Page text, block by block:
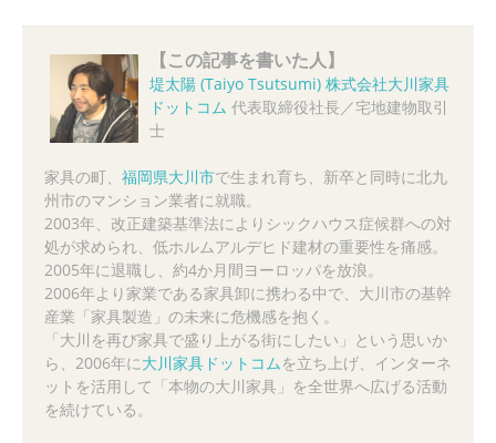
【この記事を書いた人】
堤太陽 (Taiyo Tsutsumi) 株式会社大川家具
ドットコム 代表取締役社長／宅地建物取引
士
家具の町、 福岡県大川市で生まれ育ち、新卒と同時に北九
州市のマンション業者に就職。
2003年、改正建築基準法によりシックハウス症候群への対
処が求められ、低ホルムアルデヒド建材の重要性を痛感。
2005年に退職し、約4か月間ヨーロッパを放浪。
2006年より家業である家具卸に携わる中で、大川市の基幹
産業「家具製造」の未来に危機感を抱く。
「大川を再び家具で盛り上がる街にしたい」という思いか
ら、2006年に大川家具ドットコム を立ち上げ、インターネ
ットを活用して「本物の大川家具」を全世界へ広げる活動
を続けている。